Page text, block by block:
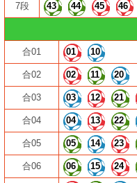
7段 43 44 45 46
合01 01 10
合02 02 11 20
合03 03 12 21
合04 04 13 22
合05 05 14 23
合06 06 15 24